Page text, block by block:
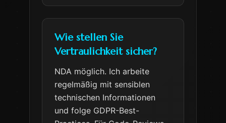
Wie stellen Sie
Vertraulichkeit sicher?
NDA möglich. Ich arbeite
regelmäßig mit sensiblen
technischen Informationen
und folge GDPR-Best-